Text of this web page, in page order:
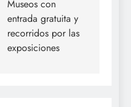
Museos con
entrada gratuita y
recorridos por las
exposiciones